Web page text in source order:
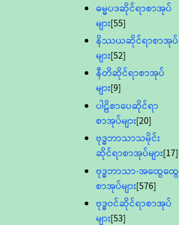
ဓမ္မပဒဆိုင်ရာစာအုပ်
များ[55]
နိဿယဆိုင်ရာစာအုပ်
များ[52]
နီတိဆိုင်ရာစာအုပ်
များ[9]
ပါဠိစာပေဆိုင်ရာ
စာအုပ်များ[20]
ဗုဒ္ဓဘာသာသမိုင်း
ဆိုင်ရာစာအုပ်များ[17]
ဗုဒ္ဓဘာသာ-အထွေထွေ
စာအုပ်များ[576]
ဗုဒ္ဓဝင်ဆိုင်ရာစာအုပ်
များ[53]